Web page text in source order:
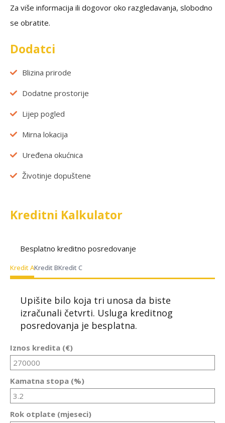
Za više informacija ili dogovor oko razgledavanja, slobodno
se obratite.
Dodatci
Blizina prirode
Dodatne prostorije
Lijep pogled
Mirna lokacija
Uređena okućnica
Životinje dopuštene
Kreditni Kalkulator
Besplatno kreditno posredovanje
Kredit AKredit BKredit C
Upišite bilo koja tri unosa da biste
izračunali četvrti. Usluga kreditnog
posredovanja je besplatna.
Iznos kredita (€)
Kamatna stopa (%)
Rok otplate (mjeseci)